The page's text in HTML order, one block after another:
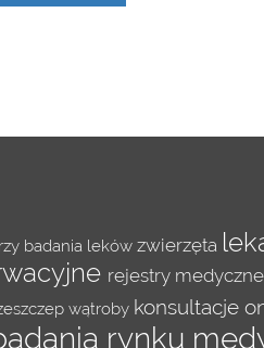
badania leków zwierzęta
rejestry medyczne
wątroby konsultacje
rynku